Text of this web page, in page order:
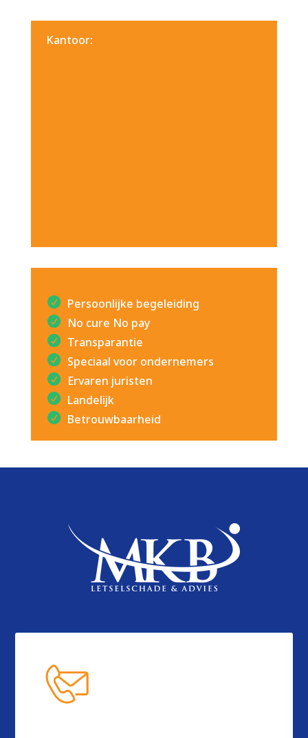
Kantoor:
Persoonlijke begeleiding
No cure No pay
Transparantie
Speciaal voor ondernemers
Ervaren juristen
Landelijk
Betrouwbaarheid